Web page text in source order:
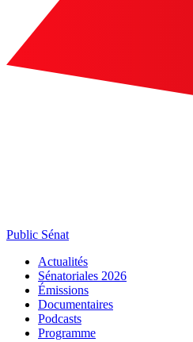
Public Sénat
Actualités
Sénatoriales 2026
Émissions
Documentaires
Podcasts
Programme